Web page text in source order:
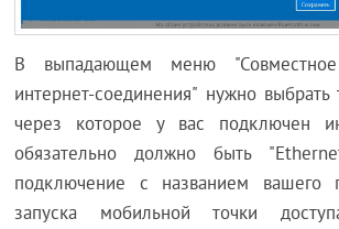
В выпадающем меню "Совместное
интернет-соединения" нужно
через которое у вас подключен
обязательно должно быть
подключение с названием вашего
запуска мобильной точки